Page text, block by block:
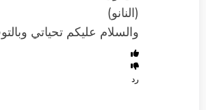
(النانو)
والسلام عليكم تحياتي
رد